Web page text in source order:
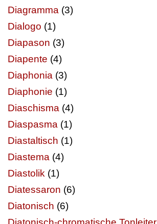
Diagramma (3)
Dialogo (1)
Diapason (3)
Diapente (4)
Diaphonia (3)
Diaphonie (1)
Diaschisma (4)
Diaspasma (1)
Diastaltisch (1)
Diastema (4)
Diastolik (1)
Diatessaron (6)
Diatonisch (6)